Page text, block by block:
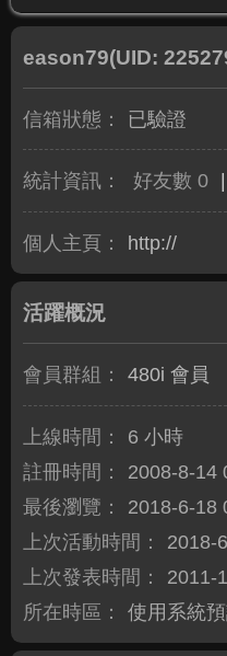
eason79(UID:
信箱狀態： 已驗證
統計資訊： 好友數 0
個人主頁： http://
活躍概況
會員群組： 480i 會員
上線時間：
6 小時
註冊時間：
2008-8-14
最後瀏覽：
2018-6-18
上次活動時間：
2018-
上次發表時間：
2011-
所在時區：
使用系統